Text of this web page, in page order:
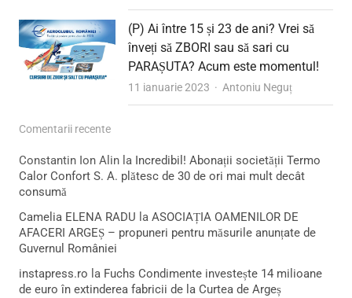
(P) Ai între 15 și 23 de ani? Vrei să
înveți să ZBORI sau să sari cu
PARAȘUTA? Acum este momentul!
11 ianuarie 2023 Author
Antoniu Neguț
Comentarii recente
Constantin Ion Alin la Incredibil! Abonații societății Termo
Calor Confort S. A. plătesc de 30 de ori mai mult decât
consumă
Camelia ELENA RADU la ASOCIAȚIA OAMENILOR DE
AFACERI ARGEȘ – propuneri pentru măsurile anunțate de
Guvernul României
instapress.ro la Fuchs Condimente investește 14 milioane
de euro în extinderea fabricii de la Curtea de Argeș